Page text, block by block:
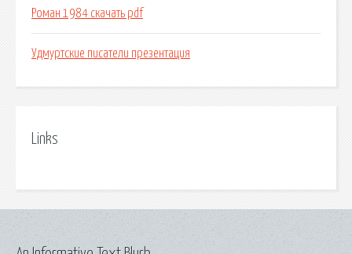
Роман 1984 скачать pdf
Удмуртские писатели презентация
Links